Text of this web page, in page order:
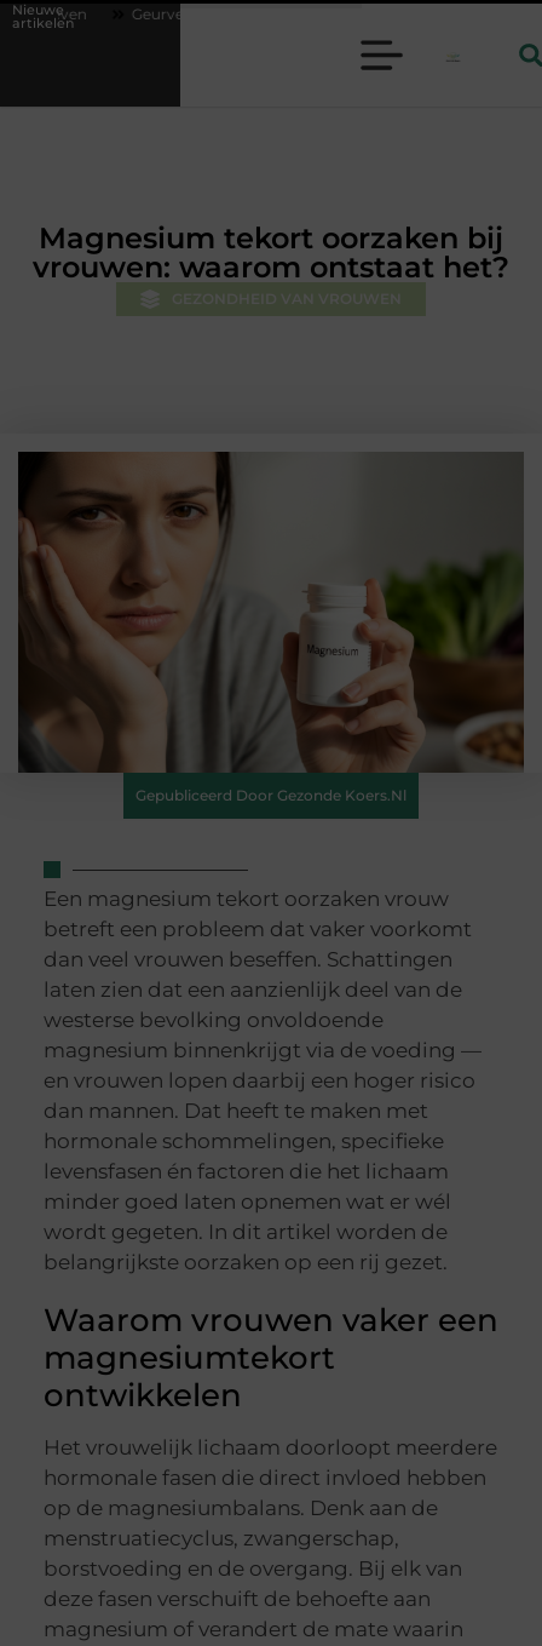
Nieuwe
artikelenen lavendelolie: een perfecte combinatie voor een aangename sfeer
Magnesium tekort oorzaken bij
vrouwen: waarom ontstaat het?
GEZONDHEID VAN VROUWEN
Gepubliceerd Door Gezonde Koers.nl
Een magnesium tekort oorzaken vrouw
betreft een probleem dat vaker voorkomt
dan veel vrouwen beseffen. Schattingen
laten zien dat een aanzienlijk deel van de
westerse bevolking onvoldoende
magnesium binnenkrijgt via de voeding —
en vrouwen lopen daarbij een hoger risico
dan mannen. Dat heeft te maken met
hormonale schommelingen, specifieke
levensfasen én factoren die het lichaam
minder goed laten opnemen wat er wél
wordt gegeten. In dit artikel worden de
belangrijkste oorzaken op een rij gezet.
Waarom vrouwen vaker een
magnesiumtekort
ontwikkelen
Het vrouwelijk lichaam doorloopt meerdere
hormonale fasen die direct invloed hebben
op de magnesiumbalans. Denk aan de
menstruatiecyclus, zwangerschap,
borstvoeding en de overgang. Bij elk van
deze fasen verschuift de behoefte aan
magnesium of verandert de mate waarin